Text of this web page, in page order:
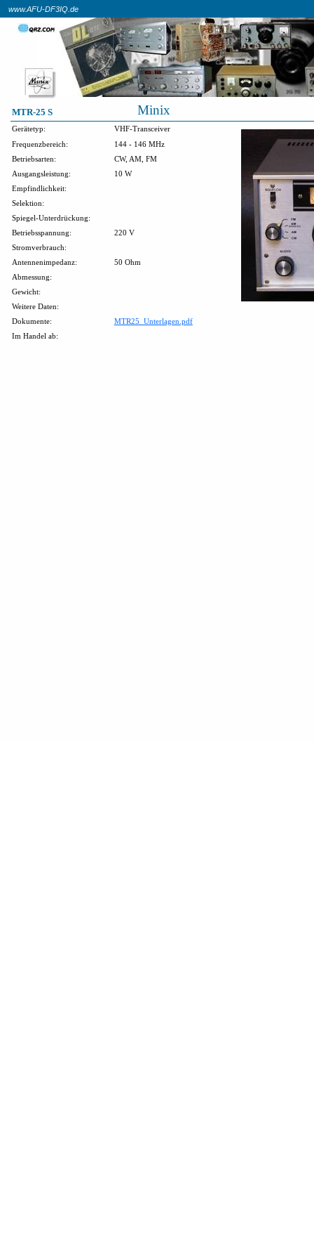
MTR-25 S Minix
www.AFU-DF3IQ.de
Gerätetyp:
VHF-Transceiver
Frequenzbereich:
144 - 146 MHz
Betriebsarten:
CW, AM, FM
Ausgangsleistung:
10 W
Empfindlichkeit:
Selektion:
Spiegel-Unterdrückung:
Betriebsspannung:
220 V
Stromverbrauch:
Antennenimpedanz:
50 Ohm
Abmessung:
Gewicht:
Weitere Daten:
Dokumente:
MTR25_Unterlagen.pdf
Im Handel ab: